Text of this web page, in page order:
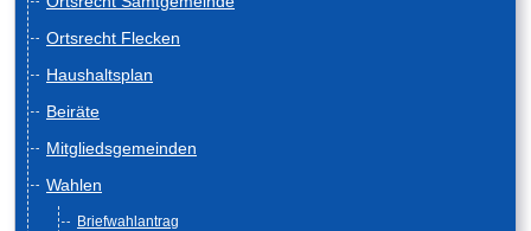
Ortsrecht Flecken
Haushaltsplan
Beiräte
Mitgliedsgemeinden
Wahlen
Briefwahlantrag